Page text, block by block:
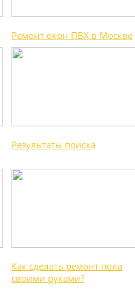
Ремонт окон ПВХ в Москве
Результаты поиска
Как сделать ремонт пола
своими руками?